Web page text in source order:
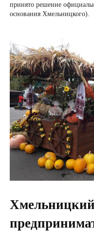
принято решение
основания Хмельницкого).